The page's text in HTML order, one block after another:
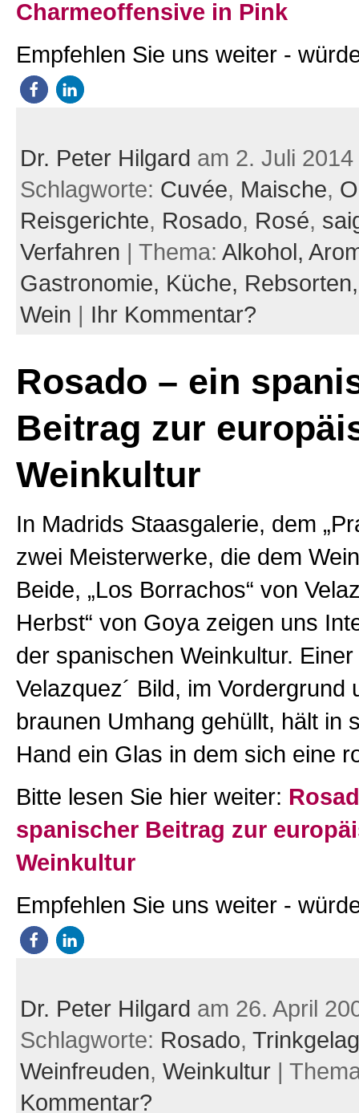
Charmeoffensive in Pink
Empfehlen Sie uns weiter -
Dr. Peter Hilgard am 2. Juli 2014
Schlagworte: Cuvée, Maische,
Reisgerichte, Rosado, Rosé,
Verfahren | Thema: Alkohol,
Gastronomie, Küche,
Wein | Ihr Kommentar?
Rosado – ein
Beitrag zur
Weinkultur
In Madrids Staasgalerie, dem
zwei Meisterwerke, die dem
Beide, „Los Borrachos“ von
Herbst“ von Goya zeigen uns
der spanischen Weinkultur.
Velazquez´ Bild, im Vordergrund
braunen Umhang gehüllt, hält in
Hand ein Glas in dem sich eine
Bitte lesen Sie hier weiter:
spanischer Beitrag zur
Weinkultur
Empfehlen Sie uns weiter -
Dr. Peter Hilgard am 26. April
Schlagworte: Rosado,
Weinfreuden, Weinkultur|
Kommentar?